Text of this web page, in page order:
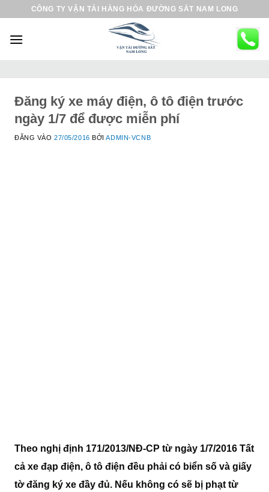
CÔNG TY VẬN TẢI HÀNG HÓA ĐƯỜNG SẮT NAM LONG
Đăng ký xe máy điện, ô tô điện trước
ngày 1/7 để được miễn phí
ĐĂNG VÀO27/05/2016 BỞIADMIN-VCNB
Theo nghị định 171/2013/NĐ-CP từ ngày 1/7/2016 Tất
cả xe đạp điện, ô tô điện đều phải có biển số và giấy
tờ đăng ký xe đầy đủ. Nếu không có sẽ bị phạt từ